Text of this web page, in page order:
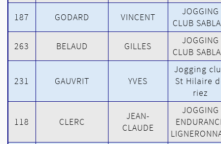
187 GODARD VINCENT
JOGGING
CLUB
263 BELAUD GILLES
JOGGING
CLUB
231 GAUVRIT YVES
Jogging
St Hilaire
riez
118 CLERC
JEAN-
CLAUDE
JOGGING